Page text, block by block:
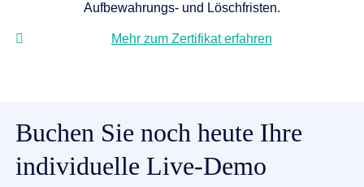
Aufbewahrungs- und Löschfristen.
Mehr zum Zertifikat erfahren
Buchen Sie noch heute Ihre
individuelle Live-Demo